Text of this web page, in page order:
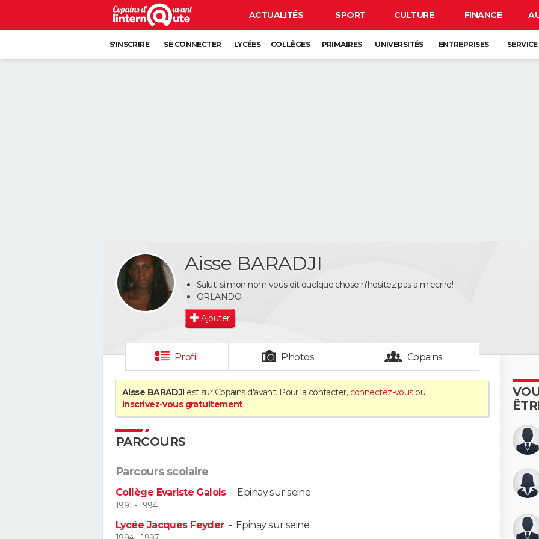
ACTUALITÉS SPORT CULTURE FINANCE
S'INSCRIRE SE CONNECTER LYCÉES COLLÈGES PRIMAIRES UNIVERSITÉS ENTREPRISES
Aisse BARADJI
Salut! si mon nom vous dit quelque chose n'hesitez pas a m'ecrire!
ORLANDO
Ajouter
Profil Photos Copains
Aisse BARADJI est sur Copains d'avant. Pour la contacter, connectez-vousou
inscrivez-vous gratuitement.
PARCOURS
Parcours scolaire
Collège Evariste Galois- Epinay sur seine
1991 - 1994
Lycée Jacques Feyder- Epinay sur seine